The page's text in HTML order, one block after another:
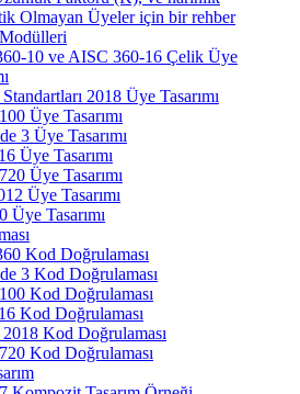
Olmayan Üyeler için bir rehber
10 ve AISC 360-16 Çelik Üye
2018 Üye Tasarımı
Üye Tasarımı
3 Üye Tasarımı
Üye Tasarımı
Üye Tasarımı
Üye Tasarımı
Üye Tasarımı
Kod Doğrulaması
3 Kod Doğrulaması
Kod Doğrulaması
Kod Doğrulaması
Kod Doğrulaması
Kod Doğrulaması